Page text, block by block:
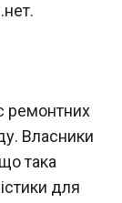
ремонтних
Власники
така
для